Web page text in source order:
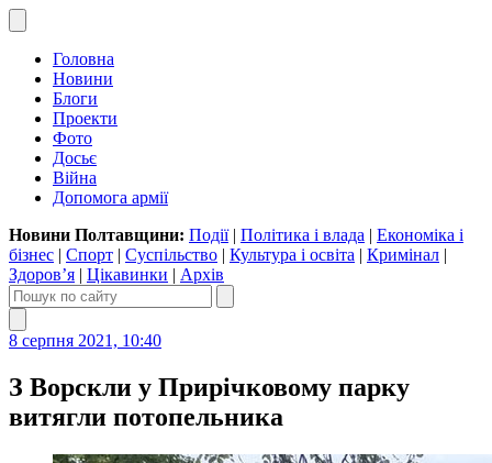
Головна
Новини
Блоги
Проекти
Фото
Досьє
Війна
Допомога армії
Новини Полтавщини: Події| Політика і влада | Економіка і
бізнес | Спорт | Суспільство | Культура і освіта | Кримінал |
Здоров’я | Цікавинки | Архів
8 серпня 2021, 10:40
З Ворскли у Прирічковому парку
витягли потопельника